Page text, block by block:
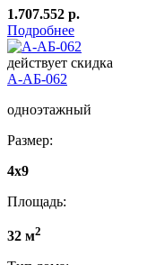
1.707.552 р.
Подробнее
действует скидка
А-АБ-062
одноэтажный
Размер:
4x9
Площадь:
32 м2